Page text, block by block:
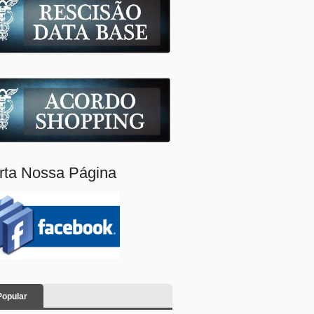
Nossa Página